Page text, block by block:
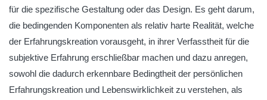
für die spezifische Gestaltung oder das Design. Es geht darum,
die bedingenden Komponenten als relativ harte Realität, welche
der Erfahrungskreation vorausgeht, in ihrer Verfasstheit für die
subjektive Erfahrung erschließbar machen und dazu anregen,
sowohl die dadurch erkennbare Bedingtheit der persönlichen
Erfahrungskreation und Lebenswirklichkeit zu verstehen, als